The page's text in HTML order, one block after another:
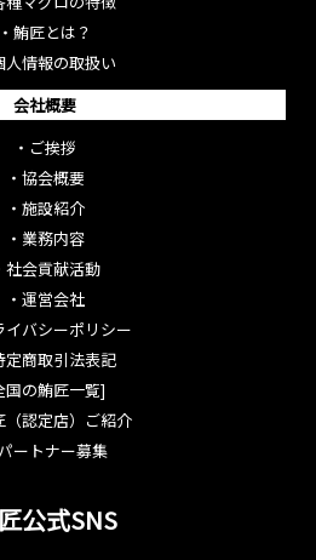
・ 鮪匠とは？
人情報の取扱い
会社概要
・ ご挨拶
・ 協会概要
・ 施設紹介
・ 業務内容
社会貢献活動
・ 運営会社
イバシーポリシー
定商取引法表記
国の鮪匠一覧]
（認定店）ご紹介
ートナー募集
公式SNS